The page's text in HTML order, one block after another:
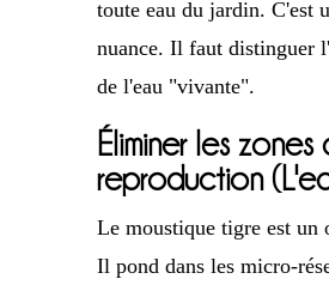
toute eau du jardin. C'est
nuance. Il faut distinguer
de l'eau "vivante".
Éliminer les zones
reproduction
Le moustique tigre est un
Il pond dans les micro-